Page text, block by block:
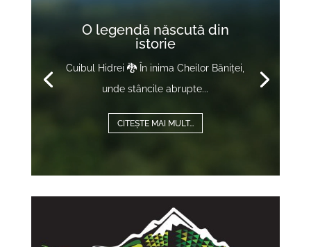
Player
O legendă născută din
istorie
Cuibul Hidrei 🐉 În inima Cheilor Băniței,
unde stâncile abrupte...
CITEȘTE MAI MULT...